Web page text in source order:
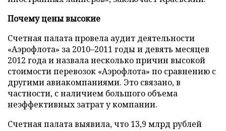
Почему цены высокие
Счетная палата провела аудит деятельности
«Аэрофлота» за 2010–2011 годы и девять месяцев
2012 года и назвала несколько причин высокой
стоимости перевозок «Аэрофлота» по сравнению с
другими авиакомпаниями. Это связано, в
частности, с наличием большого объема
неэффективных затрат у компании.
Счетная палата выявила, что 13,9 млрд рублей